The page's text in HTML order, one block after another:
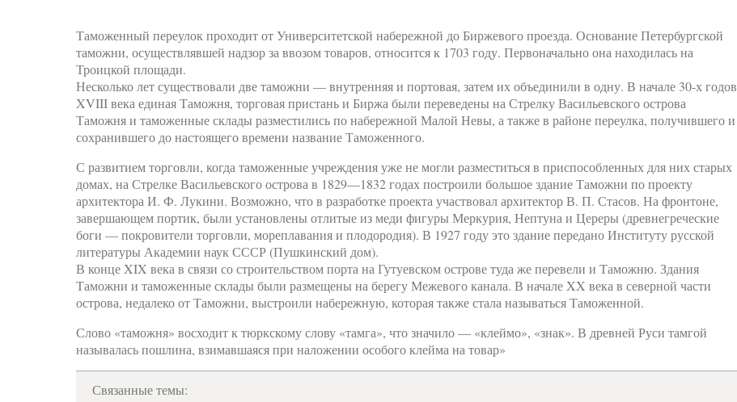
Таможенный переулок проходит от Университетской набережной до Биржевого проезда. Основание Петербургской
таможни, осуществлявшей надзор за ввозом товаров, относится к 1703 году. Первоначально она находилась на
Троицкой площади.
Несколько лет существовали две таможни — внутренняя и портовая, затем их объединили в одну. В начале 30-х годов
XVIII века единая Таможня, торговая пристань и Биржа были переведены на Стрелку Васильевского острова
Таможня и таможенные склады разместились по набережной Малой Невы, а также в районе переулка, получившего и
сохранившего до настоящего времени название Таможенного.
С развитием торговли, когда таможенные учреждения уже не могли разместиться в приспособленных для них старых
домах, на Стрелке Васильевского острова в 1829—1832 годах построили большое здание Таможни по проекту
архитектора И. Ф. Лукини. Возможно, что в разработке проекта участвовал архитектор В. П. Стасов. На фронтоне,
завершающем портик, были установлены отлитые из меди фигуры Меркурия, Нептуна и Цереры (древнегреческие
боги — покровители торговли, мореплавания и плодородия). В 1927 году это здание передано Институту русской
литературы Академии наук СССР (Пушкинский дом).
В конце XIX века в связи со строительством порта на Гутуевском острове туда же перевели и Таможню. Здания
Таможни и таможенные склады были размещены на берегу Межевого канала. В начале XX века в северной части
острова, недалеко от Таможни, выстроили набережную, которая также стала называться Таможенной.
Слово «таможня» восходит к тюркскому слову «тамга», что значило — «клеймо», «знак». В древней Руси тамгой
называлась пошлина, взимавшаяся при наложении особого клейма на товар»
Связанные темы: